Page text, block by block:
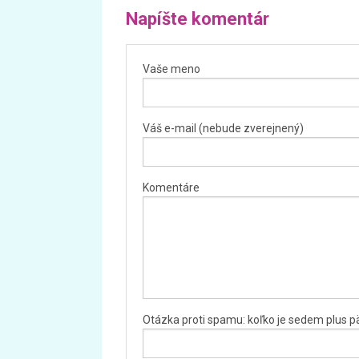
Napíšte komentár
Vaše meno
Váš e-mail (nebude zverejnený)
Komentáre
Otázka proti spamu: koľko je sedem plus